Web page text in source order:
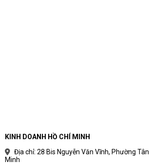
KINH DOANH HỒ CHÍ MINH
Địa chỉ: 28 Bis Nguyễn Văn Vĩnh, Phường
Minh